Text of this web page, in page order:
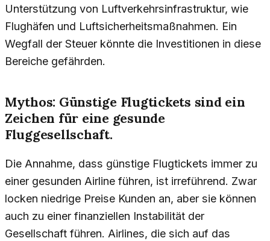
Unterstützung von Luftverkehrsinfrastruktur, wie
Flughäfen und Luftsicherheitsmaßnahmen. Ein
Wegfall der Steuer könnte die Investitionen in diese
Bereiche gefährden.
Mythos: Günstige Flugtickets sind ein
Zeichen für eine gesunde
Fluggesellschaft.
Die Annahme, dass günstige Flugtickets immer zu
einer gesunden Airline führen, ist irreführend. Zwar
locken niedrige Preise Kunden an, aber sie können
auch zu einer finanziellen Instabilität der
Gesellschaft führen. Airlines, die sich auf das